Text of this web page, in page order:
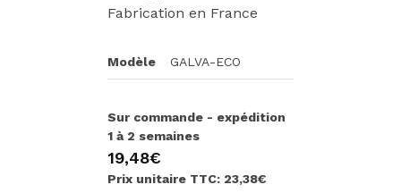
Fabrication en France
Modèle GALVA-ECO
Sur commande - expédition
1 à 2 semaines
19,48€
Prix unitaire TTC: 23,38€